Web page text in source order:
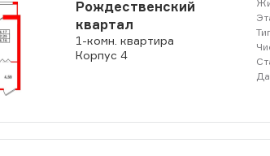
Рождественский
квартал
1-комн. квартира
Корпус 4